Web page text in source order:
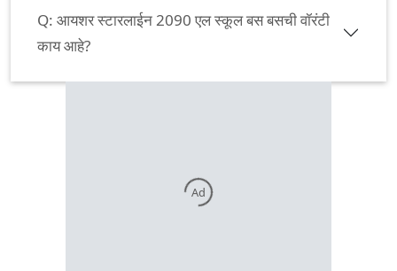
Q: आयशर स्टारलाईन 2090 एल स्कूल बस बसची वॉरंटी
काय आहे?
Ad